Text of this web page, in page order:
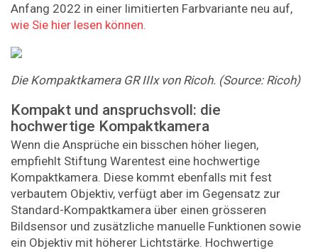
Anfang 2022 in einer limitierten Farbvariante neu auf,
wie Sie hier lesen können.
Die Kompaktkamera GR IIIx von Ricoh. (Source: Ricoh)
Kompakt und anspruchsvoll: die
hochwertige Kompaktkamera
Wenn die Ansprüche ein bisschen höher liegen,
empfiehlt Stiftung Warentest eine hochwertige
Kompaktkamera. Diese kommt ebenfalls mit fest
verbautem Objektiv, verfügt aber im Gegensatz zur
Standard-Kompaktkamera über einen grösseren
Bildsensor und zusätzliche manuelle Funktionen sowie
ein Objektiv mit höherer Lichtstärke. Hochwertige